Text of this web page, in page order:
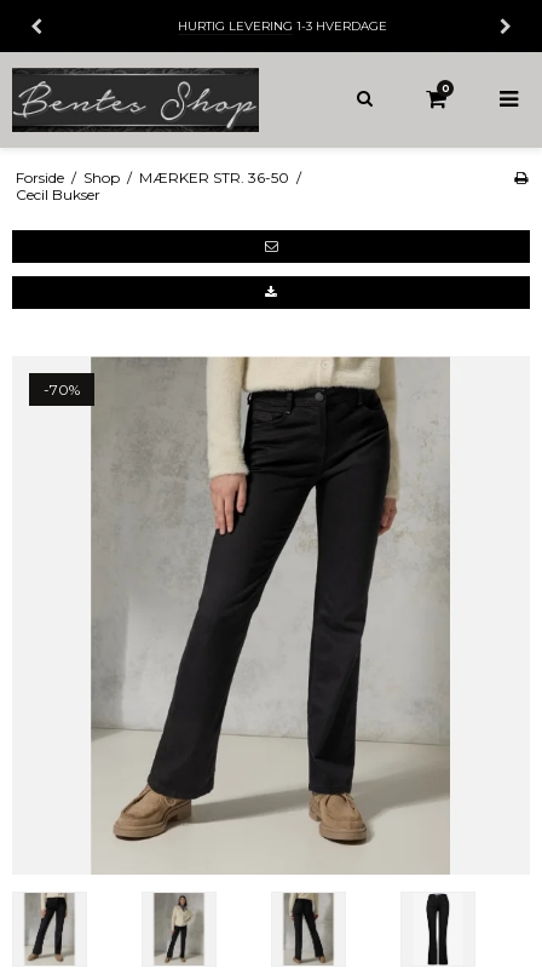
LEVERING 1-3 HVERDAGE
0
Forside / Shop / MÆRKER STR. 36-50 /
Cecil Bukser
-70%